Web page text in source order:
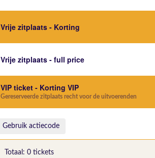
Vrije zitplaats - Korting
Vrije zitplaats - full price
VIP ticket - Korting VIP
Gereserveerde zitplaats recht voor de uitvoerenden
Gebruik actiecode
Totaal: 0 tickets